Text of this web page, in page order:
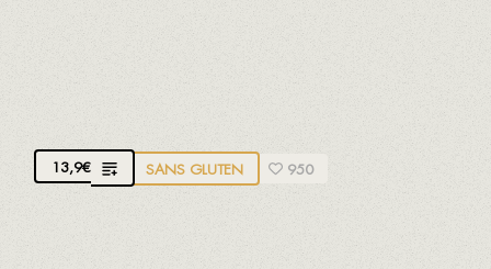
VINAIGRETTE DE VERMOUTH
Au vermouth Yzaguirre de El Morell
13,9€ SANS GLUTEN 950